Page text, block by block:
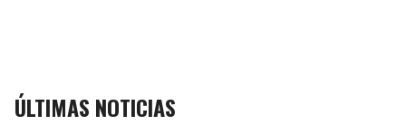
ÚLTIMAS NOTICIAS